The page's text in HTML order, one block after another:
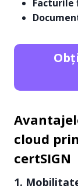
Facturile
cloud
certSIGN
1.